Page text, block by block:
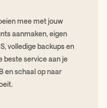
mee met jouw
aanmaken, eigen
volledige backups en
beste service aan je
en schaal op naar